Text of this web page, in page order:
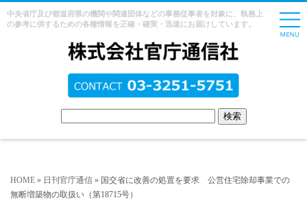
中央省庁及び都道府県の機関や関連団体などの事務従事者を対象に、執務上
の参考に供するための各種情報を正確・確実・迅速にお届けしています。
HOME » 日刊官庁通信 » 国交省に改善の処置を要求 公営住宅除却事業での
無断増築物の取扱い（第18715号）